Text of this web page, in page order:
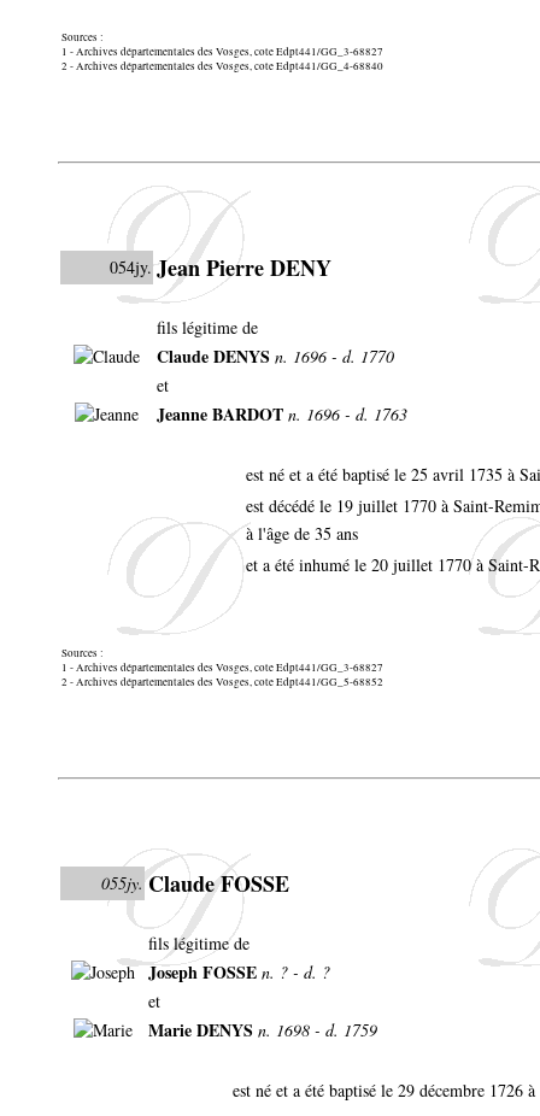
Sources :
1 - Archives départementales des Vosges, cote Edpt441/GG_3-68827
2 - Archives départementales des Vosges, cote Edpt441/GG_4-68840
054jy. Jean Pierre DENY
fils légitime de
Claude DENYS n. 1696 - d. 1770
et
Jeanne BARDOT n. 1696 - d. 1763
est né et a été baptisé le 25 avril 1735 à
est décédé le 19 juillet 1770 à Saint-
à l'âge de 35 ans
et a été inhumé le 20 juillet 1770 à Saint-
Sources :
1 - Archives départementales des Vosges, cote Edpt441/GG_3-68827
2 - Archives départementales des Vosges, cote Edpt441/GG_5-68852
055jy. Claude FOSSE
fils légitime de
Joseph FOSSE n. ? - d. ?
et
Marie DENYS n. 1698 - d. 1759
est né et a été baptisé le 29 décembre 1726